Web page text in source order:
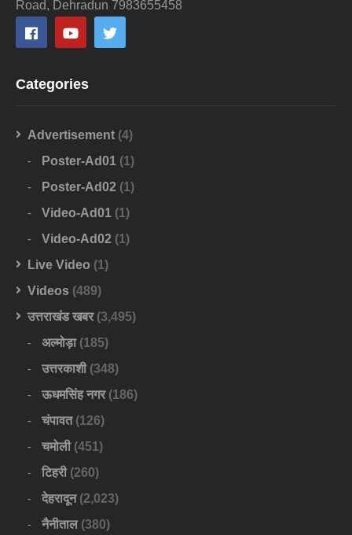
Road, Dehradun 7983655458
Categories
Advertisement (4)
Poster-Ad01 (1)
Poster-Ad02 (1)
Video-Ad01 (1)
Video-Ad02 (1)
Live Video (1)
Videos (489)
उत्तराखंड खबर(3,495)
अल्मोड़ा(185)
उत्तरकाशी(348)
ऊधमसिंह नगर(186)
चंपावत(126)
चमोली(451)
टिहरी(260)
देहरादून(2,023)
नैनीताल(380)